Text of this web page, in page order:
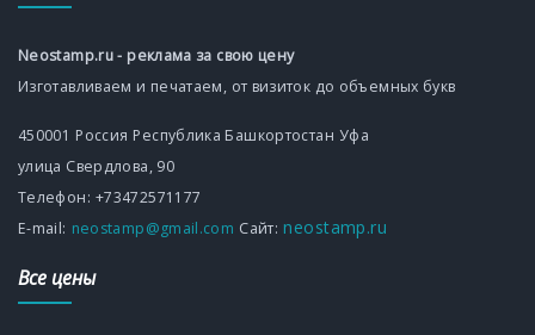
Neostamp.ru - реклама за свою цену
Изготавливаем и печатаем, от визиток до объемных букв
450001 Россия Республика Башкортостан Уфа
улица Свердлова, 90
Телефон: +73472571177
Е-mаil: neostamp@gmail.com Сайт: neostamp.ru
Все цены